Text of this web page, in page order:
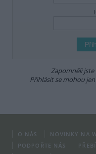
Zapomněli jste
Přihlásit se mohou
O NÁS NOVINKY NA
PODPOŘTE NÁS